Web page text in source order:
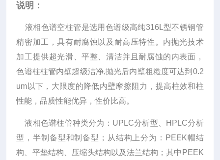
说明：
液相色谱空柱管是选用色谱级高纯316L型不锈钢管
精密加工，具有耐腐蚀以及耐高压特性。内抛光技术
加工提供超光滑、平整、清洁并且耐腐蚀的内表面，
色谱柱柱管内壁超级洁净,抛光后内壁粗糙度可达到0.2
um以下，大限度的降低内壁摩擦阻力，提高柱效和柱
性能，品质性能优异，性价比高。
液相色谱柱管种类分为：UPLC分析型、HPLC分析
型，半制备型和制备型；从结构上分为：PEEK帽结
构、平垫结构、压缩头结构以及法兰结构；其中PEEK